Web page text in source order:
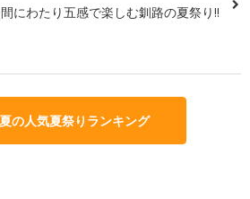
にわたり五感で楽しむ釧路の夏祭り!!
の人気夏祭りランキング